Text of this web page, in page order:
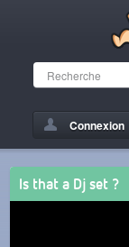
Connexion
Is that a Dj set ?